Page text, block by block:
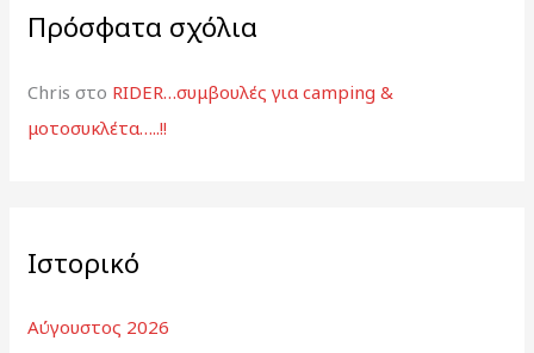
Πρόσφατα σχόλια
Chris στο RIDER…συμβουλές για camping &
μοτοσυκλέτα…..!!
Ιστορικό
Αύγουστος 2026